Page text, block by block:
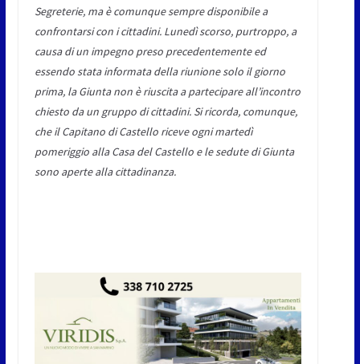
Segreterie, ma è comunque sempre disponibile a
confrontarsi con i cittadini. Lunedì scorso, purtroppo, a
causa di un impegno preso precedentemente ed
essendo stata informata della riunione solo il giorno
prima, la Giunta non è riuscita a partecipare all’incontro
chiesto da un gruppo di cittadini. Si ricorda, comunque,
che il Capitano di Castello riceve ogni martedì
pomeriggio alla Casa del Castello e le sedute di Giunta
sono aperte alla cittadinanza.